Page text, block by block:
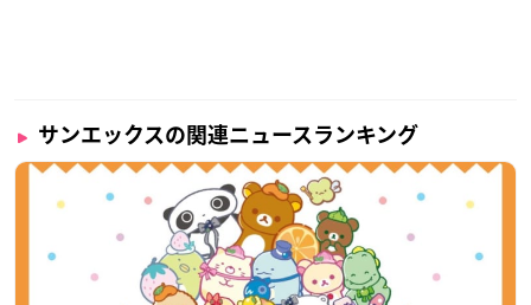
サンエックスの関連ニュースランキング